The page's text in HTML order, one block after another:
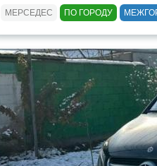
МЕРСЕДЕС ПО ГОРОДУ